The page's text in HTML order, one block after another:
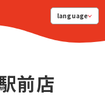
language
前店